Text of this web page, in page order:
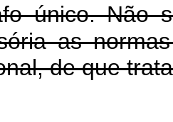
único. Não
as
de que